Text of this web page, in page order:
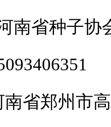
南省种子协
省郑州市